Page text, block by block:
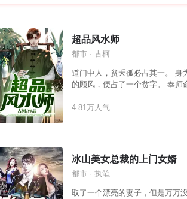
超品风水师
都市 · 古柯
道门中人，贫夭孤必占其一。 身
的顾风，便占了一个贫字。 奉师
怨。 踩恶人，斗邪术。 且看顾风
4.81万人气
冰山美女总裁的上门女婿
都市 · 执笔
取了一个漂亮的妻子，但是万万